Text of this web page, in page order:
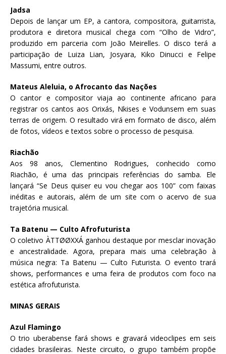
Jadsa
Depois de lançar um EP, a cantora, compositora, guitarrista,
produtora e diretora musical chega com “Olho de Vidro”,
produzido em parceria com João Meirelles. O disco terá a
participação de Luiza Lian, Josyara, Kiko Dinucci e Felipe
Massumi, entre outros.
Mateus Aleluia, o Afrocanto das Nações
O cantor e compositor viaja ao continente africano para
registrar os cantos aos Orixás, Nkises e Vodunsem em suas
terras de origem. O resultado virá em formato de disco, além
de fotos, vídeos e textos sobre o processo de pesquisa.
Riachão
Aos 98 anos, Clementino Rodrigues, conhecido como
Riachão, é uma das principais referências do samba. Ele
lançará “Se Deus quiser eu vou chegar aos 100” com faixas
inéditas e autorais, além de um site com o acervo de sua
trajetória musical.
Ta Batenu — Culto Afrofuturista
O coletivo ÀTTØØXXÁ ganhou destaque por mesclar inovação
e ancestralidade. Agora, prepara mais uma celebração à
música negra: Ta Batenu — Culto Futurista. O evento trará
shows, performances e uma feira de produtos com foco na
estética afrofuturista.
MINAS GERAIS
Azul Flamingo
O trio uberabense fará shows e gravará videoclipes em seis
cidades brasileiras. Neste circuito, o grupo também propõe